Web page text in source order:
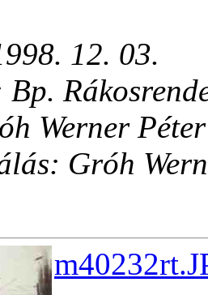
12. 03.
Werner Péter
Gróh